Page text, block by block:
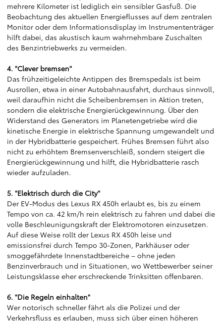
mehrere Kilometer ist lediglich ein sensibler Gasfuß. Die
Beobachtung des aktuellen Energieflusses auf dem zentralen
Monitor oder dem Informationsdisplay im Instrumententräger
hilft dabei, das akustisch kaum wahrnehmbare Zuschalten
des Benzintriebwerks zu vermeiden.
4. "Clever bremsen"
Das frühzeitigeleichte Antippen des Bremspedals ist beim
Ausrollen, etwa in einer Autobahnausfahrt, durchaus sinnvoll,
weil daraufhin nicht die Scheibenbremsen in Aktion treten,
sondern die elektrische Energierückgewinnung. Über den
Widerstand des Generators im Planetengetriebe wird die
kinetische Energie in elektrische Spannung umgewandelt und
in der Hybridbatterie gespeichert. Frühes Bremsen führt also
nicht zu erhöhtem Bremsenverschleiß, sondern steigert die
Energierückgewinnung und hilft, die Hybridbatterie rasch
wieder aufzuladen.
5. "Elektrisch durch die City"
Der EV-Modus des Lexus RX 450h erlaubt es, bis zu einem
Tempo von ca. 42 km/h rein elektrisch zu fahren und dabei die
volle Beschleunigungskraft der Elektromotoren einzusetzen.
Auf diese Weise rollt der Lexus RX 450h leise und
emissionsfrei durch Tempo 30-Zonen, Parkhäuser oder
smoggefährdete Innenstadtbereiche – ohne jeden
Benzinverbrauch und in Situationen, wo Wettbewerber seiner
Leistungsklasse eher erschreckende Trinksitten offenbaren.
6. "Die Regeln einhalten"
Wer notorisch schneller fährt als die Polizei und der
Verkehrsfluss es erlauben, muss sich über einen höheren